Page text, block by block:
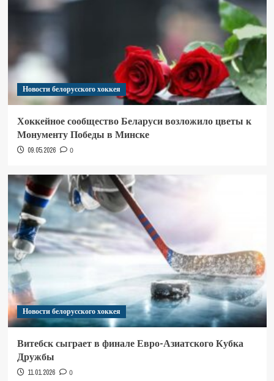
Новости белорусского хоккея
Хоккейное сообщество Беларуси возложило цветы к
Монументу Победы в Минске
09.05.2026 0
Новости белорусского хоккея
Витебск сыграет в финале Евро-Азиатского Кубка
Дружбы
11.01.2026 0